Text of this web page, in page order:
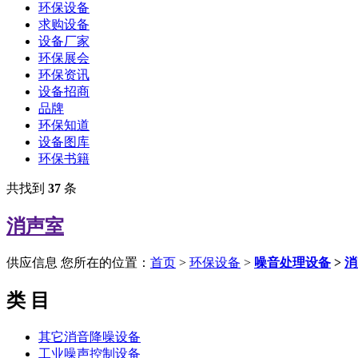
环保设备
求购设备
设备厂家
环保展会
环保资讯
设备招商
品牌
环保知道
设备图库
环保书籍
共找到 37 条
消声室
供应信息 您所在的位置： 首页 > 环保设备 > 噪音处理设备 >
类 目
其它消音降噪设备
工业噪声控制设备